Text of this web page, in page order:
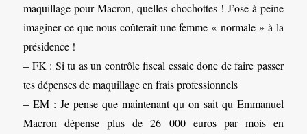
maquillage pour Macron, quelles chochottes ! J’ose à peine
imaginer ce que nous coûterait une femme « normale » à la
présidence !
– FK : Si tu as un contrôle fiscal essaie donc de faire passer
tes dépenses de maquillage en frais professionnels
– EM : Je pense que maintenant qu on sait qu Emmanuel
Macron dépense plus de 26 000 euros par mois en